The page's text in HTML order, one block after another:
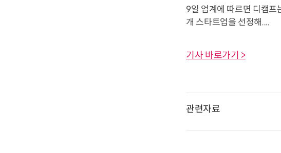
9일 업계에 따르면 디캠
개 스타트업을 선정해....
기사 바로가기 >
관련자료